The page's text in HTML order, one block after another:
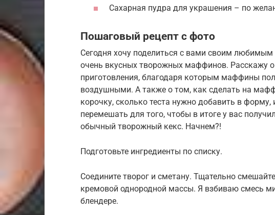
Сахарная пудра для украшения – по
Пошаговый рецепт с фото
Сегодня хочу поделиться с вами своим любимым
очень вкусных творожных маффинов. Расскажу о
приготовления, благодаря которым маффины
воздушными. А также о том, как сделать на
корочку, сколько теста нужно добавить в форму,
перемешать для того, чтобы в итоге у вас
обычный творожный кекс. Начнем?!
Подготовьте ингредиенты по списку.
Соедините творог и сметану. Тщательно
кремовой однородной массы. Я взбиваю смесь
блендере.